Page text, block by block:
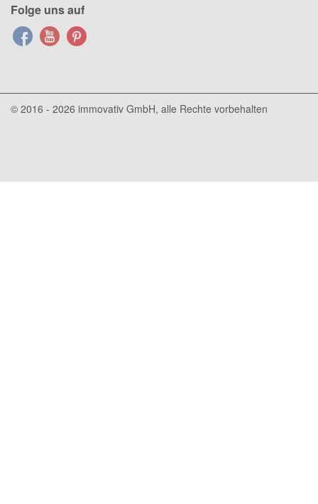
Folge uns auf
© 2016 - 2026 immovativ GmbH, alle Rechte vorbehalten